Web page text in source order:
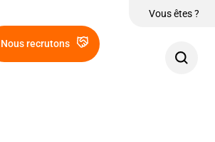
Vous êtes ?
Nous recrutons